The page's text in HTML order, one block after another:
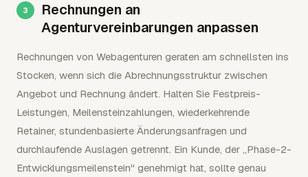
Rechnungen an
Agenturvereinbarungen anpassen
Rechnungen von Webagenturen geraten am schnellsten ins
Stocken, wenn sich die Abrechnungsstruktur zwischen
Angebot und Rechnung ändert. Halten Sie Festpreis-
Leistungen, Meilensteinzahlungen, wiederkehrende
Retainer, stundenbasierte Änderungsanfragen und
durchlaufende Auslagen getrennt. Ein Kunde, der „Phase-2-
Entwicklungsmeilenstein" genehmigt hat, sollte genau